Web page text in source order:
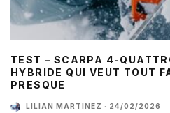
TEST – SCARPA 4-
HYBRIDE QUI VEUT TOUT
PRESQUE
LILIAN MARTINEZ · 24/02/2026